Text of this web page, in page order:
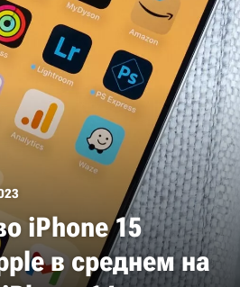
iPhone 15
в среднем на